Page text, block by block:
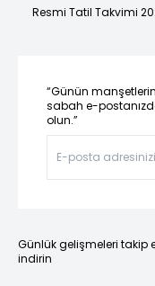
Resmi Tatil Takvimi
“Günün
sabah e-
olun.”
Günlük gelişmeleri takip
indirin